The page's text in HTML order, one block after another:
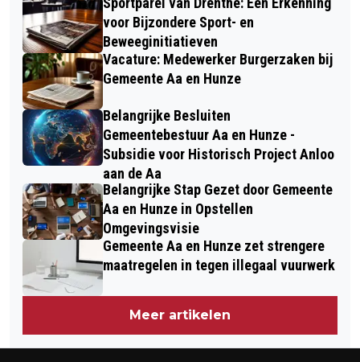
voor Bijzondere Sport- en
Beweeginitiatieven
Vacature: Medewerker Burgerzaken bij
Gemeente Aa en Hunze
Belangrijke Besluiten
Gemeentebestuur Aa en Hunze -
Subsidie voor Historisch Project Anloo
aan de Aa
Belangrijke Stap Gezet door Gemeente
Aa en Hunze in Opstellen
Omgevingsvisie
Gemeente Aa en Hunze zet strengere
maatregelen in tegen illegaal vuurwerk
Meer artikelen